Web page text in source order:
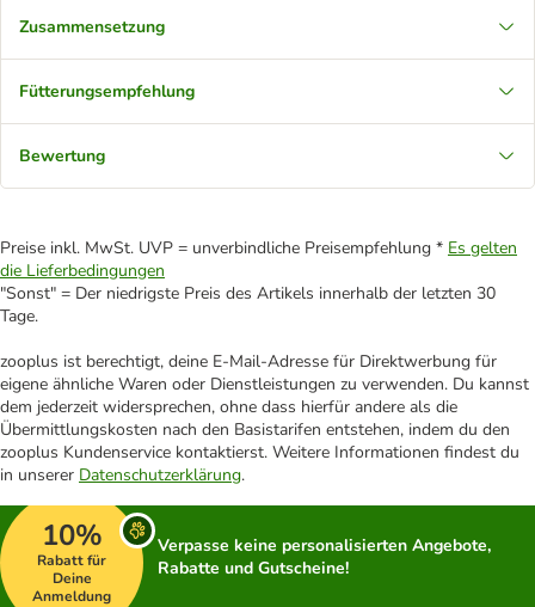
Zusammensetzung
Fütterungsempfehlung
Bewertung
Preise inkl. MwSt. UVP = unverbindliche Preisempfehlung * Es gelten
die Lieferbedingungen
"Sonst" = Der niedrigste Preis des Artikels innerhalb der letzten 30
Tage.
zooplus ist berechtigt, deine E-Mail-Adresse für Direktwerbung für
eigene ähnliche Waren oder Dienstleistungen zu verwenden. Du kannst
dem jederzeit widersprechen, ohne dass hierfür andere als die
Übermittlungskosten nach den Basistarifen entstehen, indem du den
zooplus Kundenservice kontaktierst. Weitere Informationen findest du
in unserer Datenschutzerklärung.
10%
Rabatt für
Deine
Anmeldung
Verpasse keine personalisierten Angebote,
Rabatte und Gutscheine!